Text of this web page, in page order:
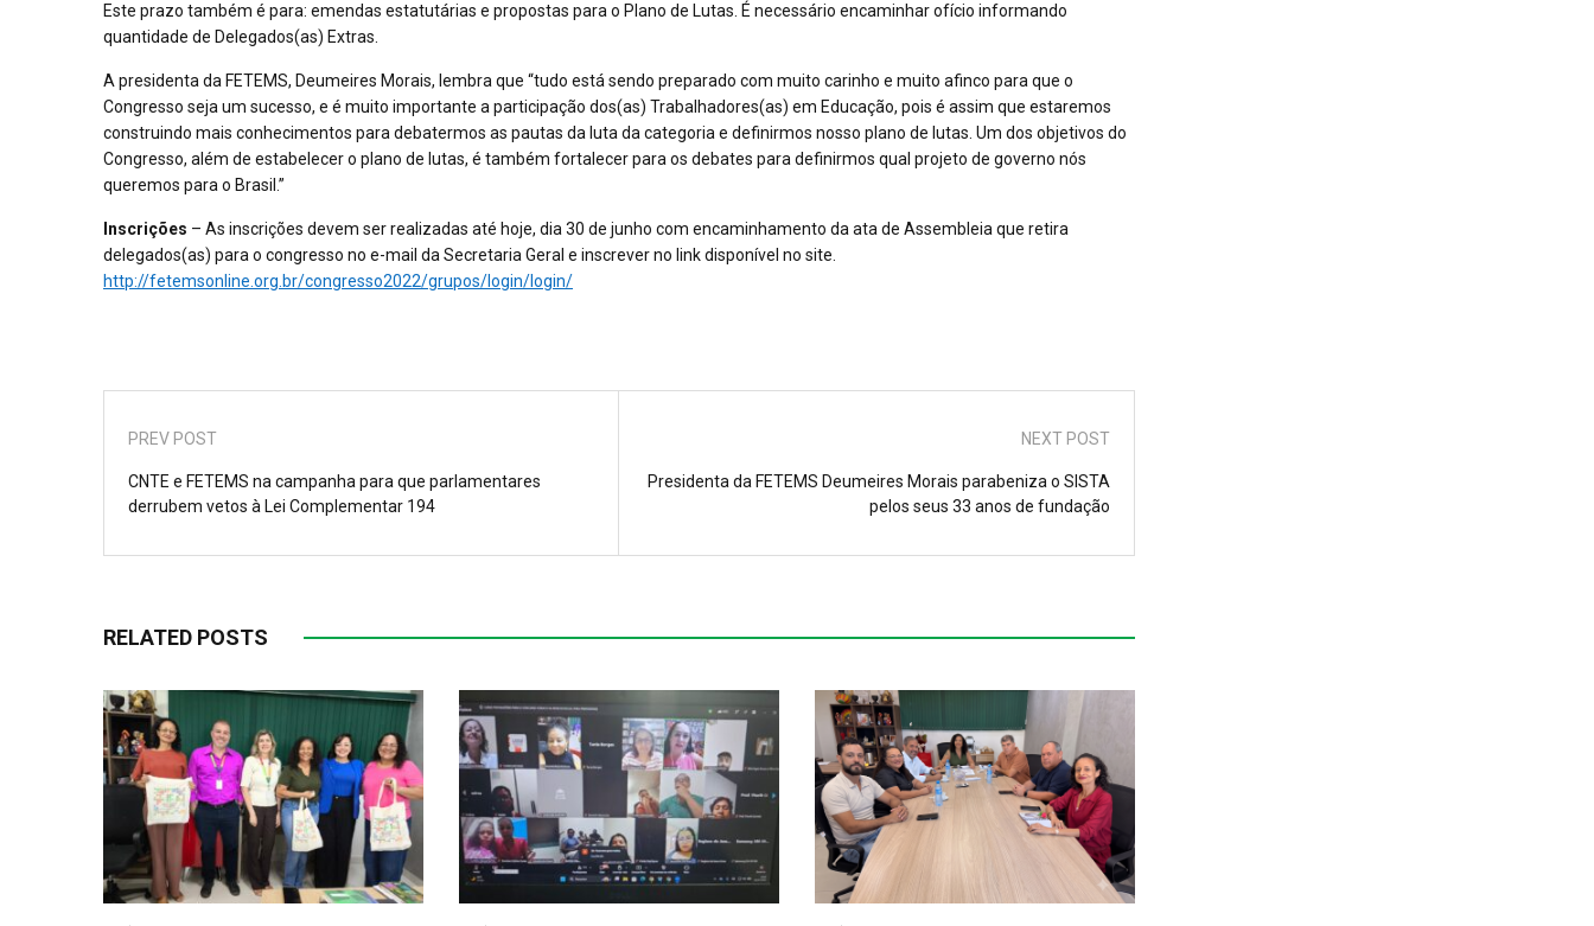
Este prazo também é para: emendas estatutárias e propostas para o Plano de Lutas. É necessário encaminhar ofício informando
quantidade de Delegados(as) Extras.
A presidenta da FETEMS, Deumeires Morais, lembra que “tudo está sendo preparado com muito carinho e muito afinco para que o
Congresso seja um sucesso, e é muito importante a participação dos(as) Trabalhadores(as) em Educação, pois é assim que estaremos
construindo mais conhecimentos para debatermos as pautas da luta da categoria e definirmos nosso plano de lutas. Um dos objetivos do
Congresso, além de estabelecer o plano de lutas, é também fortalecer para os debates para definirmos qual projeto de governo nós
queremos para o Brasil.”
Inscrições – As inscrições devem ser realizadas até hoje, dia 30 de junho com encaminhamento da ata de Assembleia que retira
delegados(as) para o congresso no e-mail da Secretaria Geral e inscrever no link disponível no site.
http://fetemsonline.org.br/congresso2022/grupos/login/login/
PREV POST
CNTE e FETEMS na campanha para que parlamentares
derrubem vetos à Lei Complementar 194
NEXT POST
Presidenta da FETEMS Deumeires Morais parabeniza o SISTA
pelos seus 33 anos de fundação
RELATED POSTS